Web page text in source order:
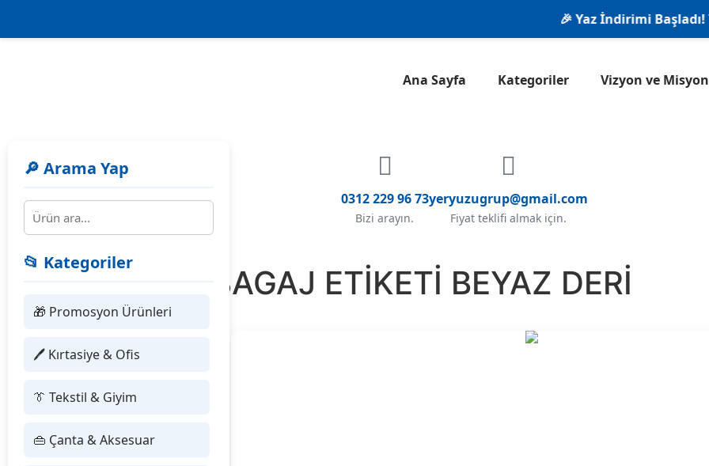
🎉 Yaz İndirimi Başladı!
Ana Sayfa Kategoriler Vizyon ve
0312 229 96 73
Bizi arayın.
yeryuzugrup@gmail.com
Fiyat teklifi almak için.
🔎 Arama Yap
📂 Kategoriler
🎁 Promosyon Ürünleri
🖊 Kırtasiye & Ofis
👔 Tekstil & Giyim
👜 Çanta & Aksesuar
460402 BAGAJ ETİKETİ BEYAZ DERİ